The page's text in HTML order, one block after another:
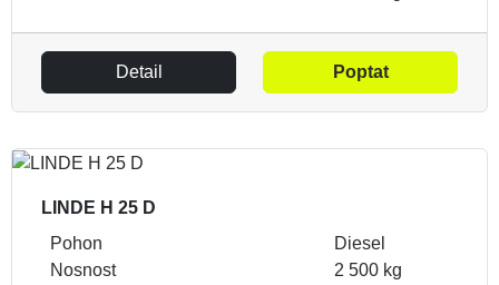
Detail Poptat
LINDE H 25 D
Pohon
Diesel
Nosnost
2 500 kg